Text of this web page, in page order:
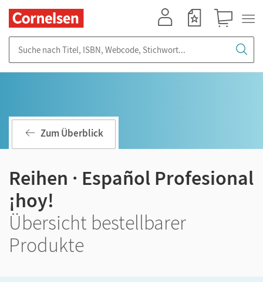
Zum Überblick
Reihen · Español Profesional
¡hoy!
Übersicht bestellbarer
Produkte